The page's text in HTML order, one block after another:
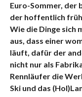
Euro-Sommer, der
der hoffentlich
Wie die Dinge sich
aus, dass einer
läuft, dafür der
nicht nur als
Rennläufer die
Ski und das